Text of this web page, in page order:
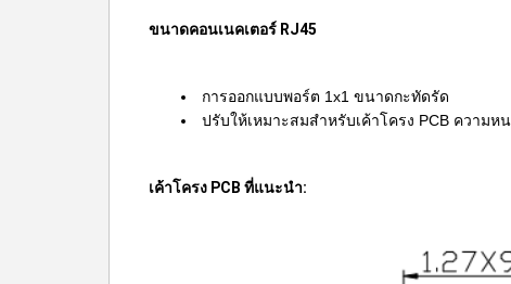
ขนาดคอนเนคเตอร์ RJ45
การออกแบบพอร์ต 1x1 ขนาดกะทัดรัด
ปรับให้เหมาะสมสำหรับเค้าโครง PCB ความห
เค้าโครง PCB ที่แนะนำ: